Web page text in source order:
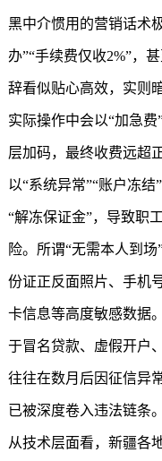
黑中介惯用的营销话术
办”“手续费仅收2%”，
辞看似贴心高效，实则
实际操作中会以“加急费
层加码，最终收费远超
以“系统异常”“账户冻
“解冻保证金”，导致职
险。所谓“无需本人到
份证正反面照片、手机
卡信息等高度敏感数据
于冒名贷款、虚假开户
往往在数月后因征信异
已被深度卷入违法链条。
从技术层面看，新疆各